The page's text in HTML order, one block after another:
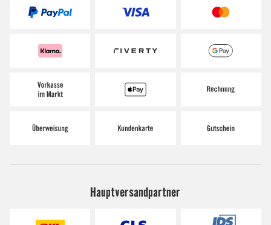
Hauptversandpartner